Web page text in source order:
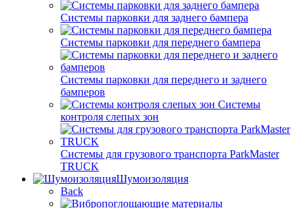
Системы парковки для заднего бампера
Системы парковки для переднего бампера
Системы парковки для переднего и заднего
бамперов
Системы
контроля слепых зон
Системы для грузового транспорта ParkMaster
TRUCK
Шумоизоляция
Back